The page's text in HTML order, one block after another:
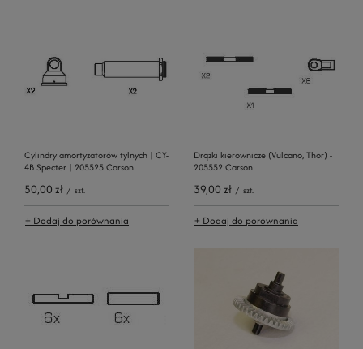
Cylindry amortyzatorów tylnych | CY-
4B Specter | 205525 Carson
50,00 zł / szt.
+ Dodaj do porównania
Drążki kierownicze (Vulcano, Thor) -
205552 Carson
39,00 zł / szt.
+ Dodaj do porównania